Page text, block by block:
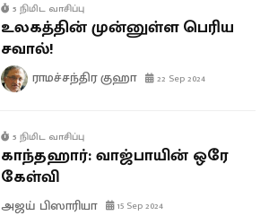
5 நிமிட வாசிப்பு
உலகத்தின் முன்னுள்ள பெரிய
சவால்!
ராமச்சந்திர குஹா 22 Sep 2024
5 நிமிட வாசிப்பு
காந்தஹார்: வாஜ்பாயின் ஒரே
கேள்வி
அஜய் பிஸாரியா 15 Sep 2024